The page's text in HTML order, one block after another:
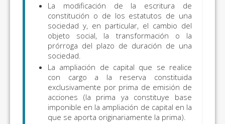
La modificación de la escritura de
constitución o de los estatutos de una
sociedad y, en particular, el cambio del
objeto social, la transformación o la
prórroga del plazo de duración de una
sociedad.
La ampliación de capital que se realice
con cargo a la reserva constituida
exclusivamente por prima de emisión de
acciones (la prima ya constituye base
imponible en la ampliación de capital en la
que se aporta originariamente la prima).